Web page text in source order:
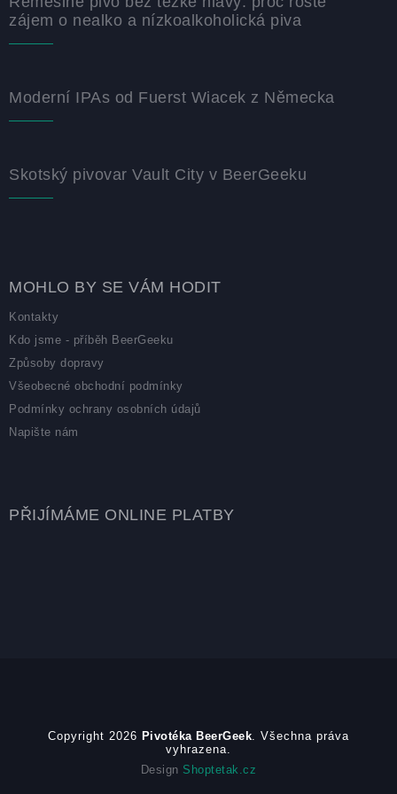
zájem o nealko a nízkoalkoholická piva
Moderní IPAs od Fuerst Wiacek z Německa
Skotský pivovar Vault City v BeerGeeku
MOHLO BY SE VÁM HODIT
Kontakty
Kdo jsme - příběh BeerGeeku
Způsoby dopravy
Všeobecné obchodní podmínky
Podmínky ochrany osobních údajů
Napište nám
PŘIJÍMÁME ONLINE PLATBY
Copyright 2026 Pivotéka BeerGeek . Všechna práva
vyhrazena.
Design Shoptetak.cz